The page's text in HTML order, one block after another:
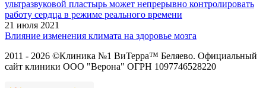
ультразвуковой пластырь может непрерывно контролировать
работу сердца в режиме реального времени
21 июля 2021
Влияние изменения климата на здоровье мозга
2011 - 2026 ©Клиника №1 ВиТерра™ Беляево. Официальный
сайт клиники ООО "Верона" ОГРН 1097746528220